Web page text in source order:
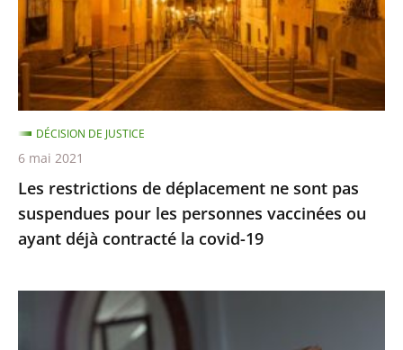
sont
pas
suspendues
pour
les
personnes
vaccinées
ou
ayant
déjà
la
Les restrictions de déplacement ne sont pas
suspendues pour les personnes vaccinées ou
ayant déjà contracté la covid-19
DÉCISION DE JUSTICE
6 mai 2021